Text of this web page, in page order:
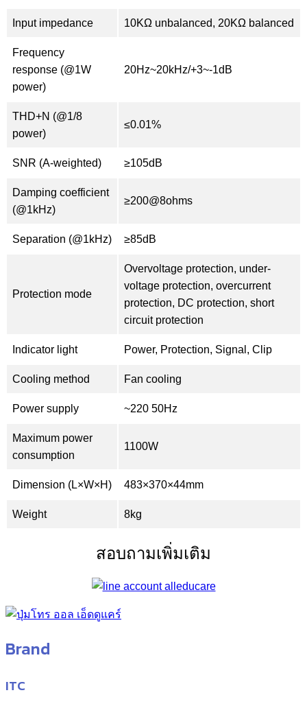
Input impedance 10KΩ unbalanced, 20KΩ balanced
Frequency
response (@1W
power)
20Hz~20kHz/+3~-1dB
THD+N (@1/8
power)
≤0.01%
SNR (A-weighted) ≥105dB
Damping coefficient
(@1kHz)
≥200@8ohms
Separation (@1kHz) ≥85dB
Protection mode
Overvoltage protection, under-
voltage protection, overcurrent
protection, DC protection, short
circuit protection
Indicator light Power, Protection, Signal, Clip
Cooling method Fan cooling
Power supply ~220 50Hz
Maximum power
consumption
1100W
Dimension (L×W×H) 483×370×44mm
Weight 8kg
สอบถามเพิ่มเติม
Brand
ITC